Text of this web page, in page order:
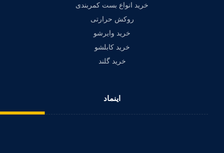
خرید انواع بست کمربندی
روکش حرارتی
خرید وایرشو
خرید کابلشو
خرید گلند
اینماد